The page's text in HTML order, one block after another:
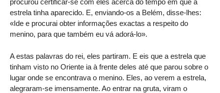
estrela tinha aparecido. E, enviando-os a Belém, disse-lhes:
«Ide e procurai obter informações exactas a respeito do
menino, para que também eu vá adorá-lo».
A estas palavras do rei, eles partiram. E eis que a estrela que
tinham visto no Oriente ia à frente deles até que parou sobre o
lugar onde se encontrava o menino. Eles, ao verem a estrela,
alegraram-se imensamente. Ao entrar na gruta, viram o